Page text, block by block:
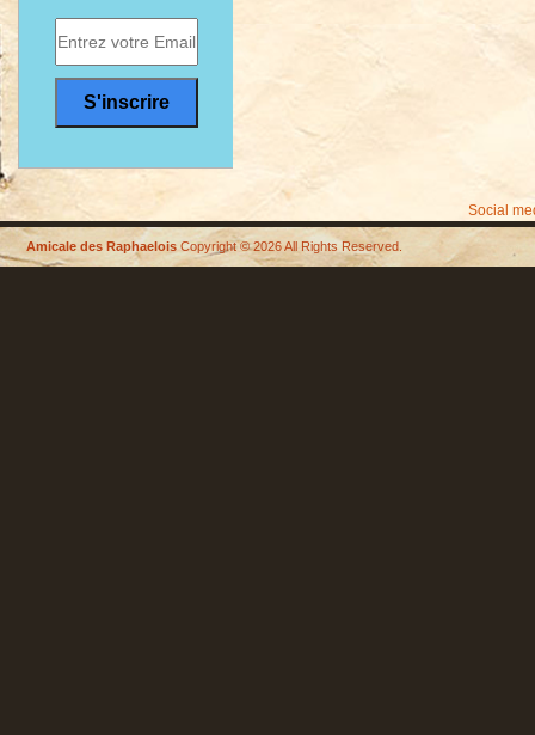
Social
Amicale des RaphaeloisCopyright © 2026 All Rights Reserved.